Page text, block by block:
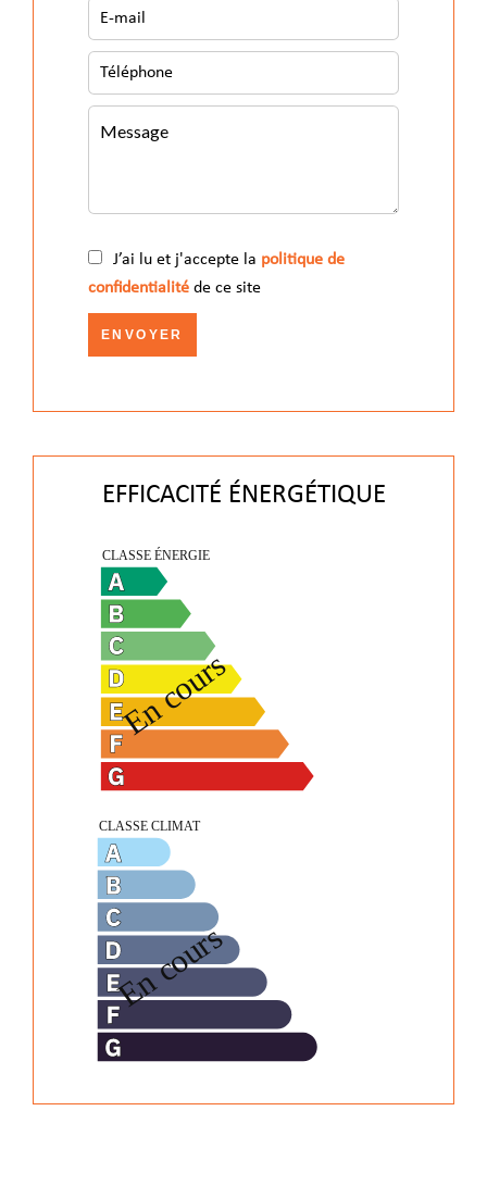
J’ai lu et j'accepte la politique de
confidentialité de ce site
ENVOYER
EFFICACITÉ ÉNERGÉTIQUE